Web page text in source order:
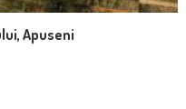
Apuseni